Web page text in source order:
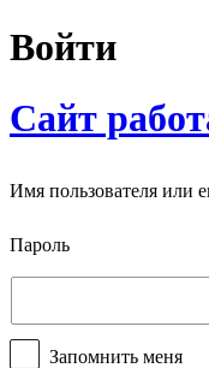
Войти
Сайт
Имя пользователя или
Пароль
Запомнить меня